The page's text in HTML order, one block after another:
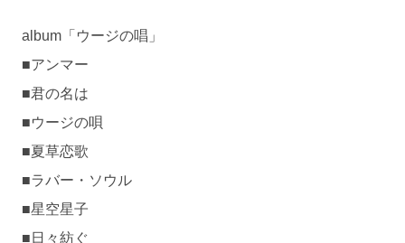
album「ウージの唱」
■アンマー
■君の名は
■ウージの唄
■夏草恋歌
■ラバー・ソウル
■星空星子
■日々紡ぐ